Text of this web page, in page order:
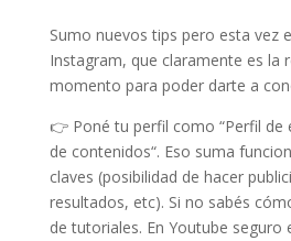
Sumo nuevos tips pero esta vez
Instagram, que claramente es la
momento para poder darte a
👉 Poné tu perfil como “Perfil de
de contenidos“. Eso suma
claves (posibilidad de hacer
resultados, etc). Si no sabés
de tutoriales. En Youtube seguro